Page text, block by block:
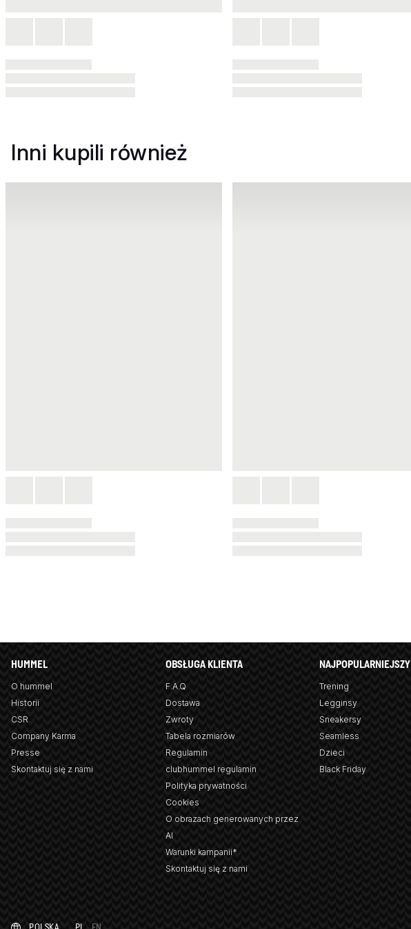
Inni kupili również
HUMMEL
O hummel
Historii
CSR
Company Karma
Presse
Skontaktuj się z nami
OBSŁUGA KLIENTA
F.A.Q
Dostawa
Zwroty
Tabela rozmiarów
Regulamin
clubhummel regulamin
Polityka prywatności
Cookies
O obrazach generowanych przez
AI
Warunki kampanii*
Skontaktuj się z nami
NAJPOPULARNIEJSZY
Trening
Legginsy
Sneakersy
Seamless
Dzieci
Black Friday